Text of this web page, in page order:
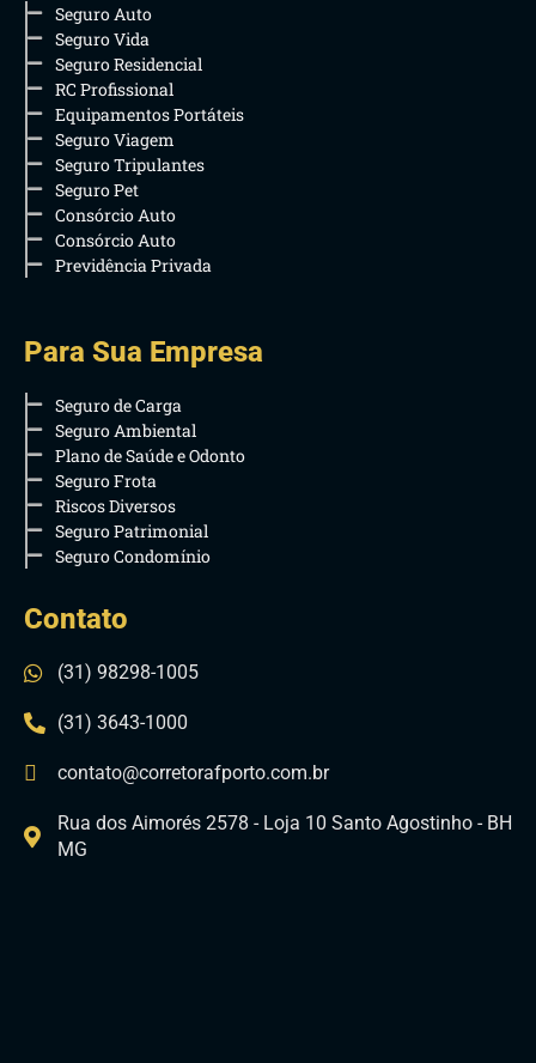
Seguro Auto
Seguro Vida
Seguro Residencial
RC Profissional
Equipamentos Portáteis
Seguro Viagem
Seguro Tripulantes
Seguro Pet
Consórcio Auto
Consórcio Auto
Previdência Privada
Para Sua Empresa
Seguro de Carga
Seguro Ambiental
Plano de Saúde e Odonto
Seguro Frota
Riscos Diversos
Seguro Patrimonial
Seguro Condomínio
Contato
(31) 98298-1005
(31) 3643-1000
contato@corretorafporto.com.br
Rua dos Aimorés 2578 - Loja 10 Santo Agostinho - BH
MG